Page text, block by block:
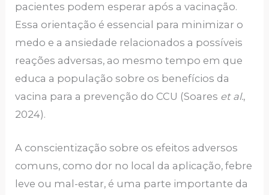
pacientes podem esperar após a vacinação.
Essa orientação é essencial para minimizar o
medo e a ansiedade relacionados a possíveis
reações adversas, ao mesmo tempo em que
educa a população sobre os benefícios da
vacina para a prevenção do CCU (Soares et al.,
2024).
A conscientização sobre os efeitos adversos
comuns, como dor no local da aplicação, febre
leve ou mal-estar, é uma parte importante da